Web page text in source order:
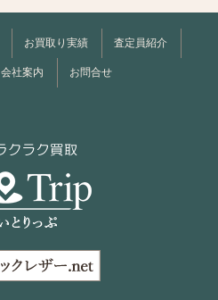
お買取り実績 査定員紹介
会社案内 お問合せ